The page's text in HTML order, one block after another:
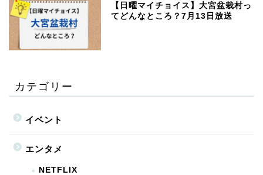
【日曜マイチョイス】大宮盆栽村っ
てどんなところ？7月13日放送
カテゴリー
イベント
エンタメ
NETFLIX